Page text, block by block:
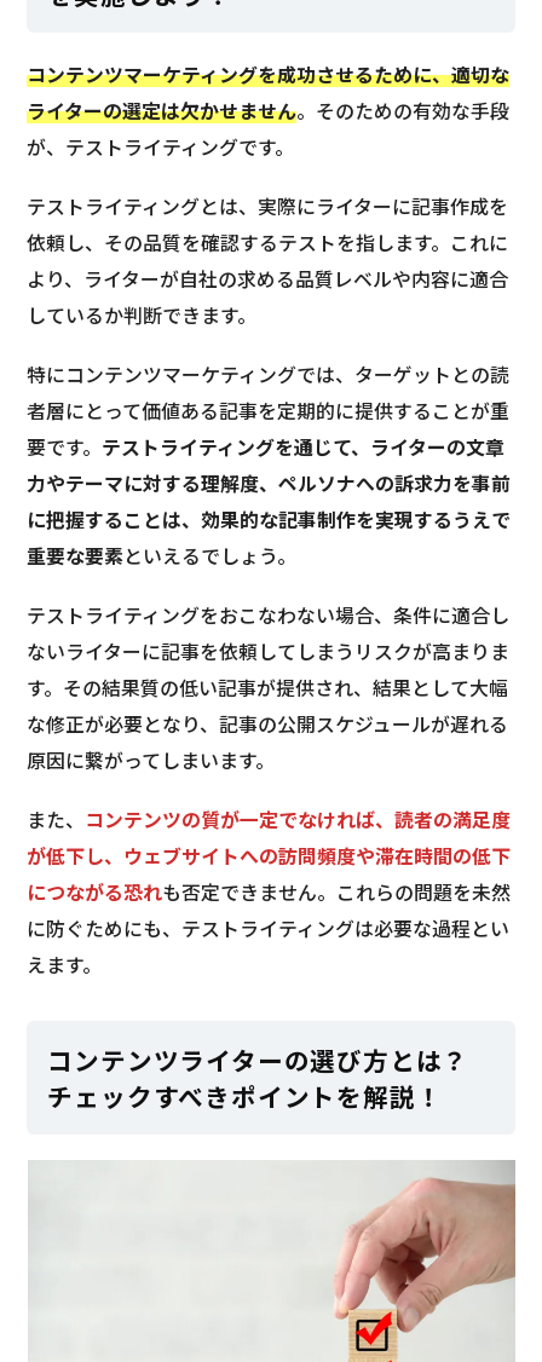
コンテンツマーケティングを成功させるために、適切な
ライターの選定は欠かせません。そのための有効な手段
が、テストライティングです。
テストライティングとは、実際にライターに記事作成を
依頼し、その品質を確認するテストを指します。これに
より、ライターが自社の求める品質レベルや内容に適合
しているか判断できます。
特にコンテンツマーケティングでは、ターゲットとの読
者層にとって価値ある記事を定期的に提供することが重
要です。 テストライティングを通じて、ライターの文章
力やテーマに対する理解度、ペルソナへの訴求力を事前
に把握することは、効果的な記事制作を実現するうえで
重要な要素といえるでしょう。
テストライティングをおこなわない場合、条件に適合し
ないライターに記事を依頼してしまうリスクが高まりま
す。その結果質の低い記事が提供され、結果として大幅
な修正が必要となり、記事の公開スケジュールが遅れる
原因に繋がってしまいます。
また、 コンテンツの質が一定でなければ、読者の満足度
が低下し、ウェブサイトへの訪問頻度や滞在時間の低下
につながる恐れも否定できません。これらの問題を未然
に防ぐためにも、テストライティングは必要な過程とい
えます。
コンテンツライターの選び方とは？
チェックすべきポイントを解説！